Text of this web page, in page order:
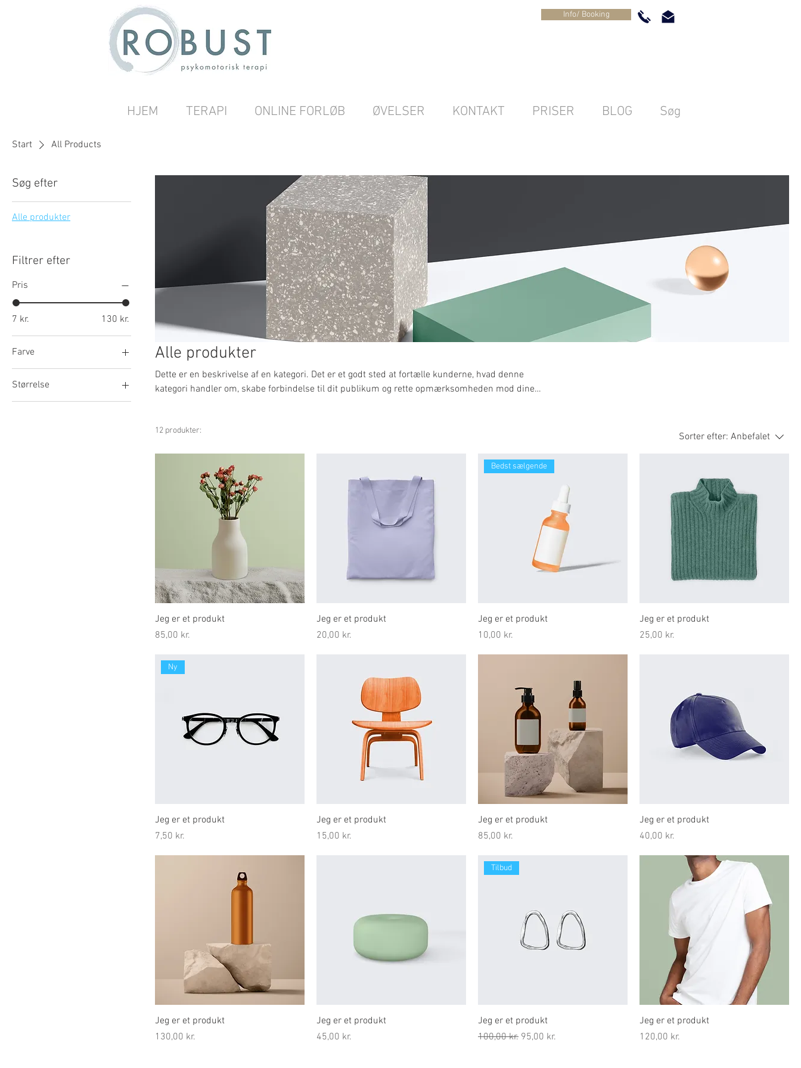
Info/ Booking
HJEM TERAPI ONLINE FORLØB ØVELSER KONTAKT PRISER BLOG Søg
Start All Products
Søg efter
Alle produkter
Filtrer efter
Pris
7 kr. 130 kr.
Farve
Størrelse
250 ml
Alle produkter
Dette er en beskrivelse af en kategori. Det er et godt sted at fortælle kunderne, hvad denne
kategori handler om, skabe forbindelse til dit publikum og rette opmærksomheden mod dine
12 produkter:
Sorter efter: Anbefalet
Jeg er et produkt
Pris
85,00 kr.
Jeg er et produkt
Pris
20,00 kr.
Bedst sælgende
Jeg er et produkt
Pris
10,00 kr.
Jeg er et produkt
Pris
25,00 kr.
Ny
Jeg er et produkt
Pris
7,50 kr.
Jeg er et produkt
Pris
15,00 kr.
Jeg er et produkt
Pris
85,00 kr.
Jeg er et produkt
Pris
40,00 kr.
Jeg er et produkt
Pris
130,00 kr.
Jeg er et produkt
Pris
45,00 kr.
Tilbud
Jeg er et produkt
Regulær pris
100,00 kr. Salgspris
95,00 kr.
Jeg er et produkt
Pris
120,00 kr.